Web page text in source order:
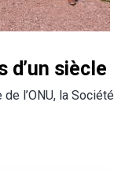
d’un siècle
l’ONU, la Société